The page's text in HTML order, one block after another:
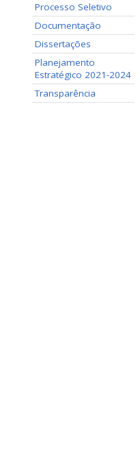
Processo Seletivo
Documentação
Dissertações
Planejamento
Estratégico 2021-2024
Transparência